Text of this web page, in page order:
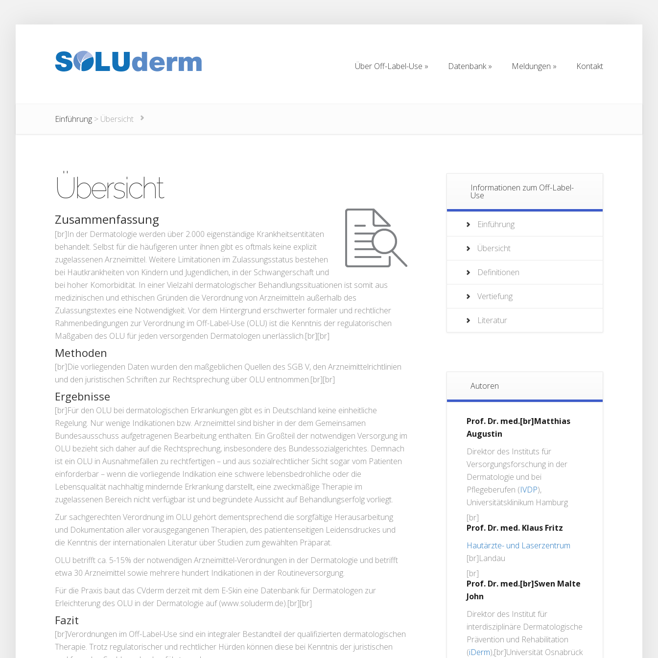
Über Off-Label-Use
Datenbank
Meldungen
Kontakt
Einführung > Übersicht
Übersicht
Zusammenfassung
[br]In der Dermatologie werden über 2.000 eigenständige Krankheitsentitäten
behandelt. Selbst für die häufigeren unter ihnen gibt es oftmals keine explizit
zugelassenen Arzneimittel. Weitere Limitationen im Zulassungsstatus bestehen
bei Hautkrankheiten von Kindern und Jugendlichen, in der Schwangerschaft und
bei hoher Komorbidität. In einer Vielzahl dermatologischer Behandlungssituationen ist somit aus
medizinischen und ethischen Gründen die Verordnung von Arzneimitteln außerhalb des
Zulassungstextes eine Notwendigkeit. Vor dem Hintergrund erschwerter formaler und rechtlicher
Rahmenbedingungen zur Verordnung im Off-Label-Use (OLU) ist die Kenntnis der regulatorischen
Maßgaben des OLU für jeden versorgenden Dermatologen unerlässlich.[br][br]
Methoden
[br]Die vorliegenden Daten wurden den maßgeblichen Quellen des SGB V, den Arzneimittelrichtlinien
und den juristischen Schriften zur Rechtsprechung über OLU entnommen.[br][br]
Ergebnisse
[br]Für den OLU bei dermatologischen Erkrankungen gibt es in Deutschland keine einheitliche
Regelung. Nur wenige Indikationen bzw. Arzneimittel sind bisher in der dem Gemeinsamen
Bundesausschuss aufgetragenen Bearbeitung enthalten. Ein Großteil der notwendigen Versorgung im
OLU bezieht sich daher auf die Rechtsprechung, insbesondere des Bundessozialgerichtes. Demnach
ist ein OLU in Ausnahmefällen zu rechtfertigen – und aus sozialrechtlicher Sicht sogar vom Patienten
einforderbar – wenn die vorliegende Indikation eine schwere lebensbedrohliche oder die
Lebensqualität nachhaltig mindernde Erkrankung darstellt, eine zweckmäßige Therapie im
zugelassenen Bereich nicht verfügbar ist und begründete Aussicht auf Behandlungserfolg vorliegt.
Zur sachgerechten Verordnung im OLU gehört dementsprechend die sorgfältige Herausarbeitung
und Dokumentation aller vorausgegangenen Therapien, des patientenseitigen Leidensdruckes und
die Kenntnis der internationalen Literatur über Studien zum gewählten Präparat.
OLU betrifft ca. 5-15% der notwendigen Arzneimittel-Verordnungen in der Dermatologie und betrifft
etwa 30 Arzneimittel sowie mehrere hundert Indikationen in der Routineversorgung.
Für die Praxis baut das CVderm derzeit mit dem E-Skin eine Datenbank für Dermatologen zur
Erleichterung des OLU in der Dermatologie auf (www.soluderm.de).[br][br]
Fazit
[br]Verordnungen im Off-Label-Use sind ein integraler Bestandteil der qualifizierten dermatologischen
Therapie. Trotz regulatorischer und rechtlicher Hürden können diese bei Kenntnis der juristischen
Informationen zum Off-Label-
Use
Einführung
Übersicht
Definitionen
Vertiefung
Literatur
Autoren
Prof. Dr. med.[br]Matthias
Augustin
Direktor des Instituts für
Versorgungsforschung in der
Dermatologie und bei
Pflegeberufen (IVDP),
Universitätsklinikum Hamburg
[br]
Prof. Dr. med. Klaus Fritz
Hautärzte- und Laserzentrum
[br]Landau
[br]
Prof. Dr. med.[br]Swen Malte
John
Direktor des Institut für
interdisziplinäre Dermatologische
Prävention und Rehabilitation
(iDerm),[br]Universität Osnabrück